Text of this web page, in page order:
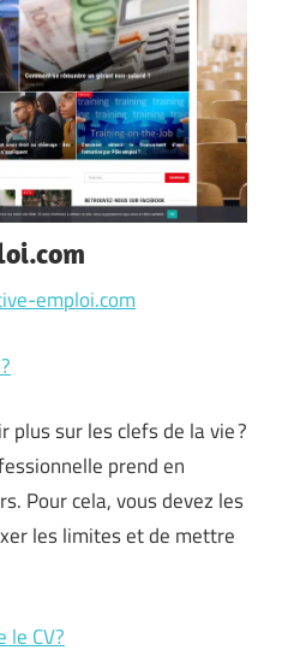
emploi.com
plus sur les clefs de la vie ?
prend en
Pour cela, vous devez les
les limites et de mettre
le CV?